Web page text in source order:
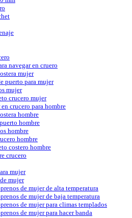
navegar en cruero
mujer
puerto para mujer
mujer
crucero mujer
crucero para hombre
hombre
hombre
hombre
hombre
costero hombre
crucero
mujer
mujer
de mujer de alta temperatura
de mujer de baja temperatura
de mujer para climas templados
de mujer para hacer banda